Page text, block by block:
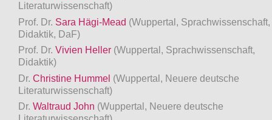
Literaturwissenschaft)
Prof. Dr. Sara Hägi-Mead (Wuppertal, Sprachwissenschaft,
Didaktik, DaF)
Prof. Dr. Vivien Heller (Wuppertal, Sprachwissenschaft,
Didaktik)
Dr. Christine Hummel (Wuppertal, Neuere deutsche
Literaturwissenschaft)
Dr. Waltraud John (Wuppertal, Neuere deutsche